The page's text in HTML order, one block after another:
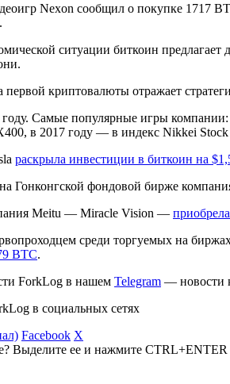
Nexon сообщил о покупке 1717
ситуации биткоин
первой криптовалюты отражает
году. Самые популярные игры
в 2017 году — в индекс Nikkei
раскрыла инвестиции в биткоин на
Гонконгской фондовой бирже
Meitu — Miracle Vision —
среди торгуемых на
BTC.
ForkLog в нашем Telegram — новости
в социальных сетях
Facebook X
Выделите ее и нажмите CTRL+ENTER